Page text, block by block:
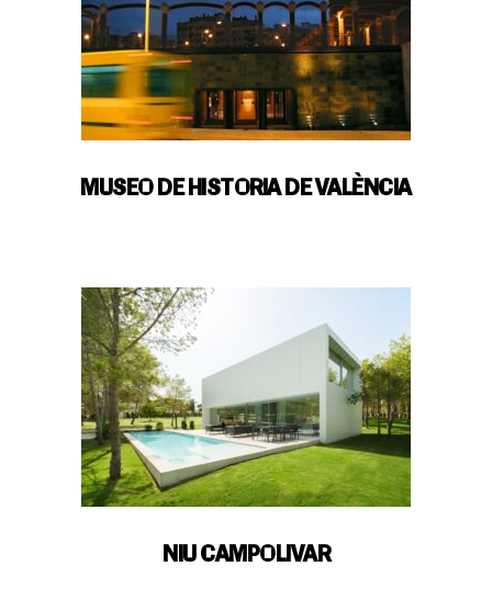
MUSEO DE HISTORIA DE VALÈNCIA
NIU CAMPOLIVAR